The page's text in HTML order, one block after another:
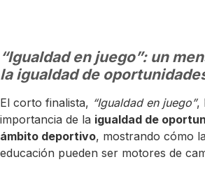
“Igualdad en juego”: un
la igualdad de
El corto finalista, “Igualdad en juego”,
importancia de la igualdad de
ámbito deportivo, mostrando cómo
educación pueden ser motores de